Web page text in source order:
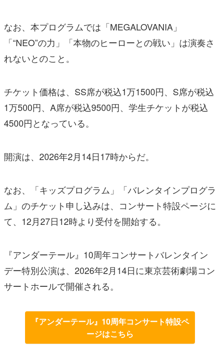
なお、本プログラムでは「MEGALOVANIA」
「“NEO”の力」「本物のヒーローとの戦い」は演奏さ
れないとのこと。
チケット価格は、SS席が税込1万1500円、S席が税込
1万500円、A席が税込9500円、学生チケットが税込
4500円となっている。
開演は、2026年2月14日17時からだ。
なお、「キッズプログラム」「バレンタインプログラ
ム」のチケット申し込みは、コンサート特設ページに
て、12月27日12時より受付を開始する。
『アンダーテール』10周年コンサートバレンタイン
デー特別公演は、2026年2月14日に東京芸術劇場コン
サートホールで開催される。
『アンダーテール』10周年コンサート特設ペ
ージはこちら